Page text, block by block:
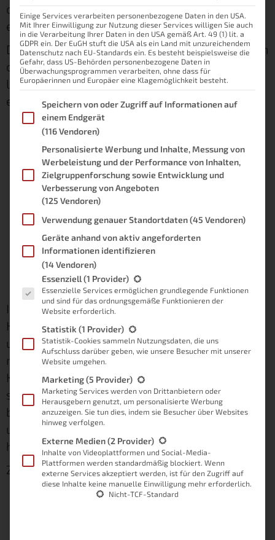
oder die Technik, damit man sich selbst ein
eigenes Heimkino aufbauen kann.
Damit soll nun Schluss sein! Denn es geht auch
ohne sich teure Technik vom Profi einbauen zu
lassen oder die neuesten Geräte am Markt zu
erwerben.
In diesem Artikel stelle ich dir mein Projekt
Heimkino im Smart Home vor, in dem ich
unterschiedliche Smart Home Geräte so
miteinander verknüpfe, dass ich meinen
Kinomodus automatisch starten lassen kann,
sobald Alexa das Kommando von mir
bekommt. Dabei greife ich unter anderem auf
unterschiedliche Inhalte zurück, die ich bereits
hier im Blog als Thema behandelt habe.
Zu diesen Themen gehören:
Einige Services verarbeiten personenbezogene Daten in den USA.
Mit Ihrer Einwilligung zur Nutzung dieser Services willigen Sie auch
in die Verarbeitung Ihrer Daten in den USA gemäß Art. 49 (1) lit. a
GDPR ein. Der EuGH stuft die USA als ein Land mit unzureichendem
Datenschutz nach EU-Standards ein. Es besteht beispielsweise die
Gefahr, dass US-Behörden personenbezogene Daten in
Überwachungsprogrammen verarbeiten, ohne dass für
Europäerinnen und Europäer eine Klagemöglichkeit besteht.
Im Folgenden finden Sie eine Liste der Zwecke des IAB
Speichern von oder Zugriff auf Informationen auf
einem Endgerät
(116 Vendoren)
Personalisierte Werbung und Inhalte, Messung von
Werbeleistung und der Performance von Inhalten,
Zielgruppenforschung sowie Entwicklung und
Verbesserung von Angeboten
(125 Vendoren)
Verwendung genauer Standortdaten(45 Vendoren)
Geräte anhand von aktiv angeforderten
Informationen identifizieren
(14 Vendoren)
Es folgt eine Liste der Service-Gruppen, für die eine
Essenziell(1 Provider)
Essenzielle Services ermöglichen grundlegende Funktionen
und sind für das ordnungsgemäße Funktionieren der
Website erforderlich.
Statistik (1 Provider)
Statistik-Cookies sammeln Nutzungsdaten, die uns
Aufschluss darüber geben, wie unsere Besucher mit unserer
Website umgehen.
Marketing(5 Provider)
Marketing Services werden von Drittanbietern oder
Herausgebern genutzt, um personalisierte Werbung
anzuzeigen. Sie tun dies, indem sie Besucher über Websites
hinweg verfolgen.
Externe Medien(2 Provider)
Inhalte von Videoplattformen und Social-Media-
Plattformen werden standardmäßig blockiert. Wenn
externe Services akzeptiert werden, ist für den Zugriff auf
diese Inhalte keine manuelle Einwilligung mehr erforderlich.
Nicht-TCF-Standard